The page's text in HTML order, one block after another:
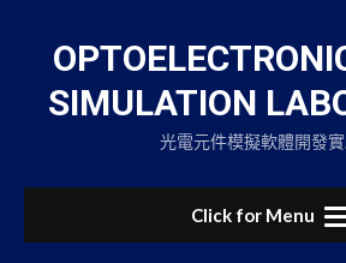
content
SIMULATION
光電元件模擬軟體開發
Click for Menu